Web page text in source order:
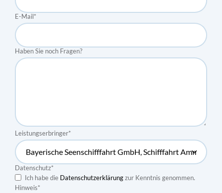
E-Mail*
Haben Sie noch Fragen?
Leistungserbringer*
Datenschutz*
Ich habe die Datenschutzerklärungzur Kenntnis genommen.
Hinweis*